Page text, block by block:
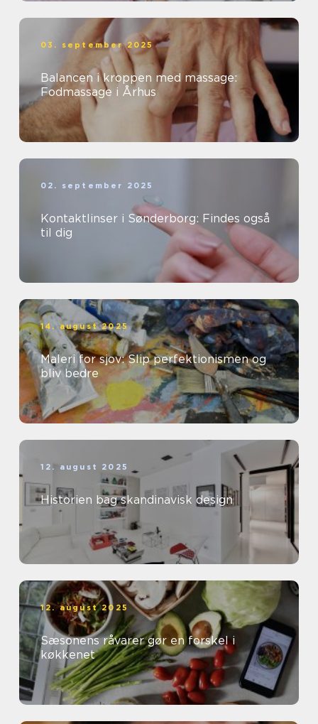
03. september 2025
Balancen i kroppen med massage:
Fodmassage i Århus
02. september 2025
Kontaktlinser i Sønderborg: Findes også
til dig
14. august 2025
Maleri for sjov: Slip perfektionismen og
bliv bedre
12. august 2025
Historien bag skandinavisk design
12. august 2025
Sæsonens råvarer gør en forskel i
køkkenet